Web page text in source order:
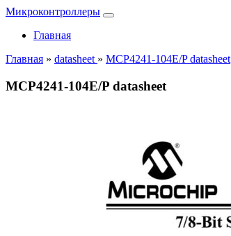
Микроконтроллеры
Главная
Главная » datasheet » MCP4241-104E/P datasheet
MCP4241-104E/P datasheet